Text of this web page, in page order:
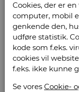
Forlag:
Antal bind: 1 -
Indbinding:
eksemplar.
Bog ID: 16259
Cookies, der er
computer, mobil
genkende den,
udføre statistik.
kode som f.eks.
cookies vil
f.eks. ikke kunne
Se vores Cookie-